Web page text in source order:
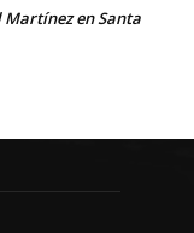
Martínez en Santa